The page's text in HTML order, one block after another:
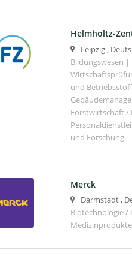
Helmholtz-
Leipzig,
Bildungswesen
und
Forstwirtschaft /
und Forschung
Merck
Darmstadt,
Biotechnologie /